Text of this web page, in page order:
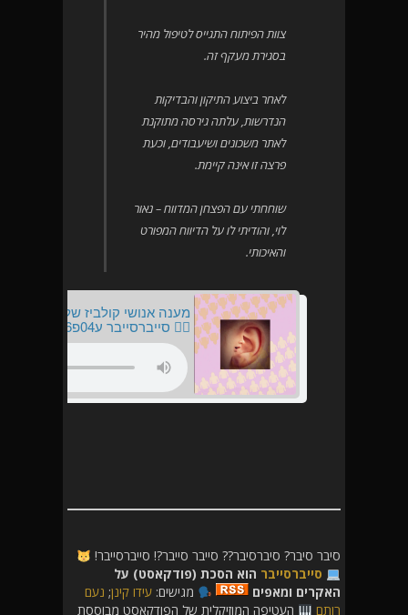
צוות הפיתוח התגייס לטיפול מהיר
בסגירת מעקף זה.
לאחר ביצוע התיקון והבדיקות
הנדרשות, עלתה גירסה מתוקנת
לאתר משכונים ושיעבודים, וכעת
פרצה זו אינה קיימת.
שוחחתי עם הפצחן המדווח – נאור
לוי, והודיתי לו על הדיווח המפורט
והאיכותי.
סיבר סיבר? סיברסיבר?? סייבר סייבר?! סייברסייבר!
סייברסייבר הוא הסכת (פודקאסט) על
האקרים ומאפים
מגישים: עידו קינן; נעם
רותם
העטיפה המוזיקלית של הפודקאסט מבוססת